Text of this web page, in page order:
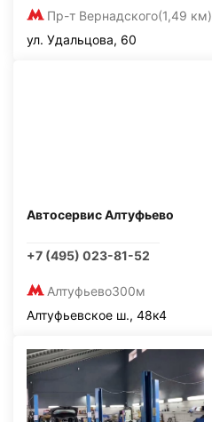
Пр-т Вернадского(1,49 км)
ул. Удальцова, 60
Автосервис Алтуфьево
+7 (495) 023-81-52
Алтуфьево300м
Алтуфьевское ш., 48к4